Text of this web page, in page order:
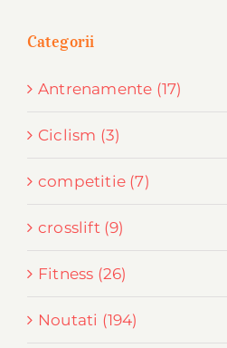
Categorii
Antrenamente (17)
Ciclism (3)
competitie (7)
crosslift (9)
Fitness (26)
Noutati (194)